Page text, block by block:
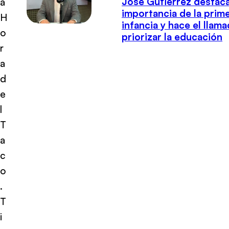
H
o
r
a
d
e
l
T
a
c
o
.
T
i
importancia de la
infancia y hace el
priorizar la educación